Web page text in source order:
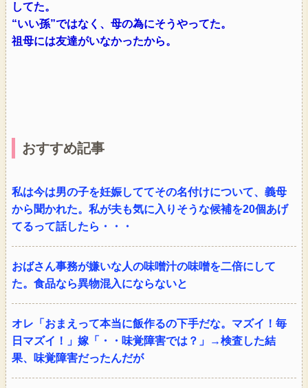
してた。
“いい孫”ではなく、母の為にそうやってた。
祖母には友達がいなかったから。
おすすめ記事
私は今は男の子を妊娠しててその名付けについて、義母
から聞かれた。私が夫も気に入りそうな候補を20個あげ
てるって話したら・・・
おばさん事務が嫌いな人の味噌汁の味噌を二倍にして
た。食品なら異物混入にならないと
オレ「おまえって本当に飯作るの下手だな。マズイ！毎
日マズイ！」嫁「・・味覚障害では？」→検査した結
果、味覚障害だったんだが